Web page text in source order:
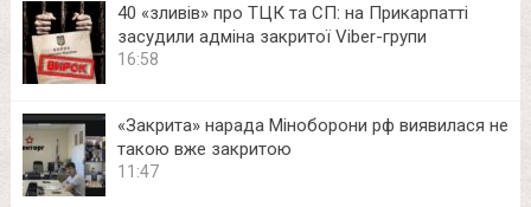
40 «зливів» про ТЦК та СП: на Прикарпатті
засудили адміна закритої Viber-групи
16:58
«Закрита» нарада Міноборони рф виявилася не
такою вже закритою
11:47